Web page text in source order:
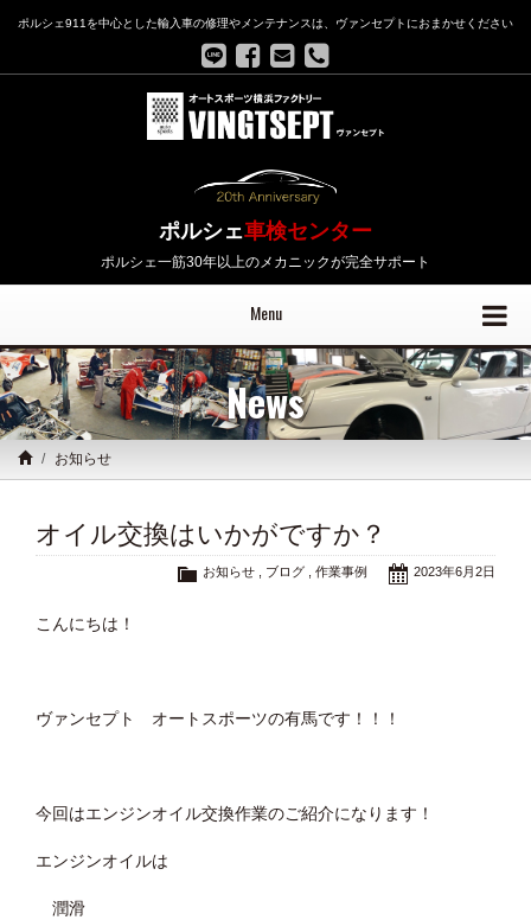
ポルシェ911を中心とした輸入車の修理やメンテナンスは、ヴァンセプトにおまかせください
ポルシェ車検センター
ポルシェ一筋30年以上のメカニックが完全サポート
Menu
News
お知らせ
オイル交換はいかがですか？
2023年6月2日
お知らせ ブログ 作業事例
こんにちは！
ヴァンセプト オートスポーツの有馬です！！！
今回はエンジンオイル交換作業のご紹介になります！
エンジンオイルは
潤滑